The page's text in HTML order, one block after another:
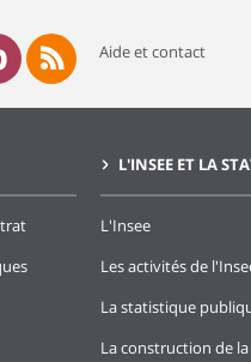
Aide et contact
L'INSEE ET LA
L'Insee
Les activités de
La statistique
La construction de